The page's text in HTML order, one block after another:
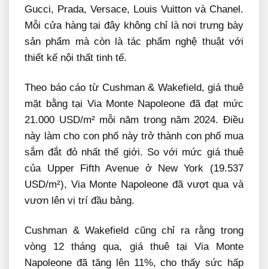
Gucci, Prada, Versace, Louis Vuitton và Chanel.
Mỗi cửa hàng tại đây không chỉ là nơi trưng bày
sản phẩm mà còn là tác phẩm nghệ thuật với
thiết kế nội thất tinh tế.
Theo báo cáo từ Cushman & Wakefield, giá thuê
mặt bằng tại Via Monte Napoleone đã đạt mức
21.000 USD/m² mỗi năm trong năm 2024. Điều
này làm cho con phố này trở thành con phố mua
sắm đắt đỏ nhất thế giới. So với mức giá thuê
của Upper Fifth Avenue ở New York (19.537
USD/m²), Via Monte Napoleone đã vượt qua và
vươn lên vị trí đầu bảng.
Cushman & Wakefield cũng chỉ ra rằng trong
vòng 12 tháng qua, giá thuê tại Via Monte
Napoleone đã tăng lên 11%, cho thấy sức hấp